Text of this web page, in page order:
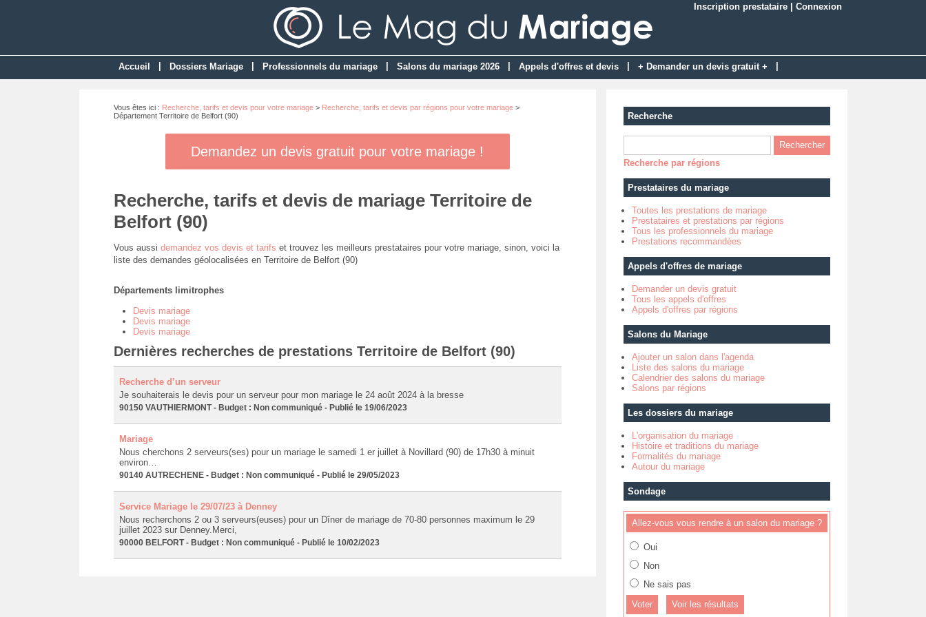
Inscription prestataire Connexion
Accueil Dossiers Mariage Professionnels du mariage Salons du mariage 2026 Appels d'offres et devis + Demander un devis gratuit +
Vous êtes ici : Recherche, tarifs et devis pour votre mariage> Recherche, tarifs et devis par régions pour votre mariage>
Département Territoire de Belfort (90)
Demandez un devis gratuit pour votre mariage !
Recherche, tarifs et devis de mariage Territoire de
Belfort (90)
Vous aussi demandez vos devis et tarifs et trouvez les meilleurs prestataires pour votre mariage, sinon, voici la
liste des demandes géolocalisées en Territoire de Belfort (90)
Départements limitrophes
Devis mariage
Devis mariage
Devis mariage
Dernières recherches de prestations Territoire de Belfort (90)
Recherche d’un serveur
Je souhaiterais le devis pour un serveur pour mon mariage le 24 août 2024 à la bresse
90150 VAUTHIERMONT - Budget : Non communiqué - Publié le 19/06/2023
Mariage
Nous cherchons 2 serveurs(ses) pour un mariage le samedi 1 er juillet à Novillard (90) de 17h30 à minuit
environ…
90140 AUTRECHENE - Budget : Non communiqué - Publié le 29/05/2023
Service Mariage le 29/07/23 à Denney
Nous recherchons 2 ou 3 serveurs(euses) pour un Dîner de mariage de 70-80 personnes maximum le 29
juillet 2023 sur Denney.Merci,
90000 BELFORT - Budget : Non communiqué - Publié le 10/02/2023
Recherche
Recherche par régions
Prestataires du mariage
Toutes les prestations de mariage
Prestataires et prestations par régions
Tous les professionnels du mariage
Prestations recommandées
Appels d'offres de mariage
Demander un devis gratuit
Tous les appels d'offres
Appels d'offres par régions
Salons du Mariage
Ajouter un salon dans l'agenda
Liste des salons du mariage
Calendrier des salons du mariage
Salons par régions
Les dossiers du mariage
L'organisation du mariage
Histoire et traditions du mariage
Formalités du mariage
Autour du mariage
Sondage
Allez-vous vous rendre à un salon du mariage ?
Oui
Non
Ne sais pas
Voir les résultats